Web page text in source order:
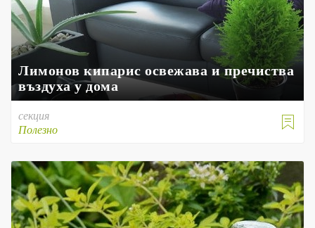
Лимонов кипарис освежава и пречиства
въздуха у дома

секция
Полезно